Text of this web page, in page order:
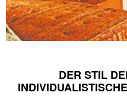
DER STIL